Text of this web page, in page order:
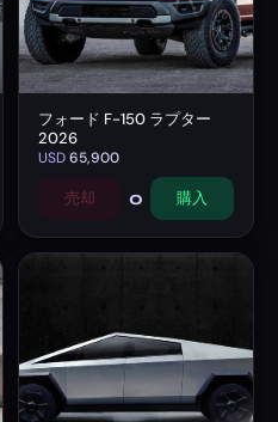
フォード F-150 ラプター
2026
USD65,900
売却 0 購入